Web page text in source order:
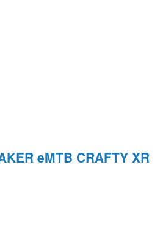
eMTB CRAFTY XR